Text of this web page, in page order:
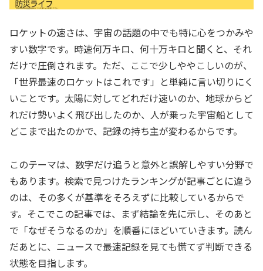
ロケットの速さは、宇宙の話題の中でも特に心をつかみや
すい数字です。時速何万キロ、何十万キロと聞くと、それ
だけで圧倒されます。ただ、ここで少しややこしいのが、
「世界最速のロケットはこれです」と単純に言い切りにく
いことです。太陽に対してどれだけ速いのか、地球からど
れだけ勢いよく飛び出したのか、人が乗った宇宙船として
どこまで出たのかで、記録の持ち主が変わるからです。
このテーマは、数字だけ追うと意外と誤解しやすい分野で
もあります。検索で見つけたランキングが記事ごとに違う
のは、その多くが基準をそろえずに比較しているからで
す。そこでこの記事では、まず結論を先に示し、そのあと
で「なぜそうなるのか」を順番にほどいていきます。読ん
だあとに、ニュースで最速記録を見ても慌てず判断できる
状態を目指します。